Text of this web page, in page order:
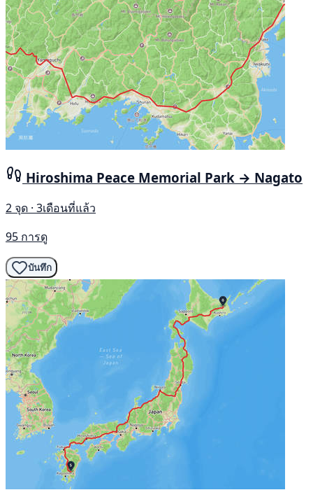
Hiroshima Peace Memorial Park → Nagato
2 จุด · 3เดือนที่แล้ว
95 การดู
บันทึก